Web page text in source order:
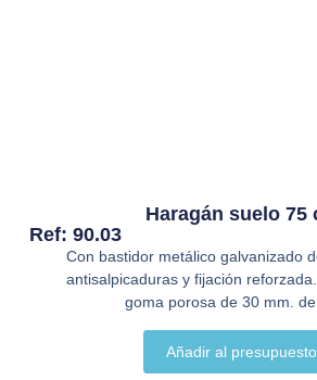
Haragán suelo 75
Ref: 90.03
Con bastidor metálico galvanizado
antisalpicaduras y fijación
goma porosa de 30 mm.
Añadir al presupuesto